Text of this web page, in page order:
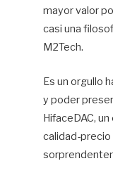
mayor valor
casi una
M2Tech.
Es un orgullo
y poder
HifaceDAC,
calidad-